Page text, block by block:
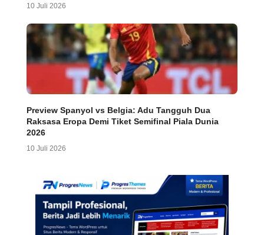
10 Juli 2026
Preview Spanyol vs Belgia: Adu Tangguh Dua
Raksasa Eropa Demi Tiket Semifinal Piala Dunia
2026
10 Juli 2026